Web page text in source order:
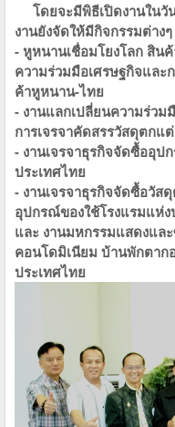
โดยจะมีพิธีเปิดงานในวั
งานยังจัดให้มีกิจกรรมต่าง
- หูหนานเชื่อมโยงโลก สิน
ความร่วมมือเศรษฐกิจและ
ค้าหูหนาน-ไทย
- งานแลกเปลี่ยนความร่ว
การเจรจาคัดสรรวัสดุตกแ
- งานเจรจาธุรกิจจัดซื้ออุป
ประเทศไทย
- งานเจรจาธุรกิจจัดซื้อวัส
อุปกรณ์ของใช้โรงแรมแห่ง
และ​ งานมหกรรมแสดงแล
คอนโดมิเนียม บ้านพักตา
ประเทศไทย